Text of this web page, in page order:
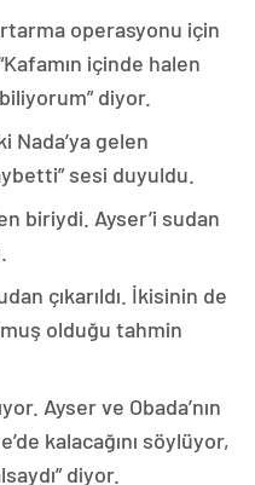
operasyonu için
içinde halen
diyor.
Nada’ya gelen
sesi duyuldu.
biriydi. Ayser’i sudan
çıkarıldı. İkisinin de
olduğu tahmin
Ayser ve Obada’nın
kalacağını söylüyor,
diyor.